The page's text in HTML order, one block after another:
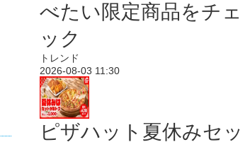
べたい限定商品をチェ
ック
トレンド
2026-08-03 11:30
ピザハット夏休みセッ